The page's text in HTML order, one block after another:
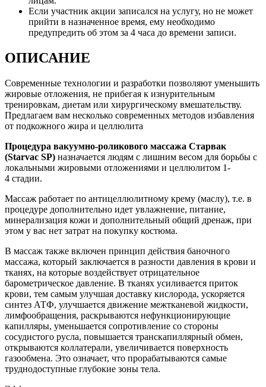
Если участник акции записался на услугу, но не может
прийти в назначенное время, ему необходимо
предупредить об этом за 4 часа до времени записи.
ОПИСАНИЕ
Современные технологии и разработки позволяют уменьшить
жировые отложения, не прибегая к изнурительным
тренировкам, диетам или хирургическому вмешательству.
Предлагаем вам несколько современных методов избавления
от подкожного жира и целлюлита
Процедура вакуумно-роликового массажа Старвак
(Starvac SP) назначается людям с лишним весом для борьбы с
локальными жировыми отложениями и целлюлитом 1-
4 стадии.
Массаж работает по антицеллюлитному крему (маслу), т.е. в
процедуре дополнительно идет увлажнение, питание,
минерализация кожи и дополнительный общий дренаж, при
этом у вас нет затрат на покупку костюма.
В массаж также включен принцип действия баночного
массажа, который заключается в разности давления в крови и
тканях, на которые воздействует отрицательное
барометрическое давление. В тканях усиливается приток
крови, тем самым улучшая доставку кислорода, ускоряется
синтез АТФ, улучшается движение межтканевой жидкости,
лимфообращения, раскрываются нефункционирующие
капилляры, уменьшается сопротивление со стороны
сосудистого русла, повышается транскапиллярный обмен,
открываются коллатерали, увеличивается поверхность
газообмена. Это означает, что прорабатываются самые
труднодоступные глубокие зоны тела.